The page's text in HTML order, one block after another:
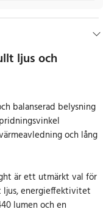
ljus och
balanserad belysning
och lång
är ett utmärkt val för
ljus, energieffektivitet
lumen och en